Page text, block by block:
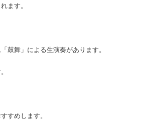
ます。
鼓舞」による生演奏があります。
すめします。